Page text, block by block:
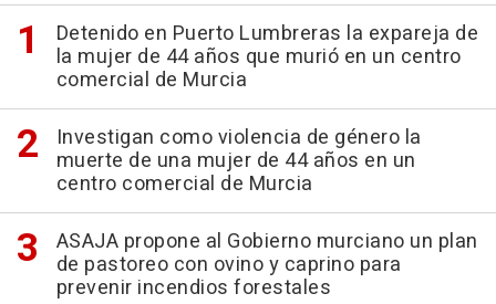
Detenido en Puerto Lumbreras la expareja de
la mujer de 44 años que murió en un centro
comercial de Murcia
Investigan como violencia de género la
muerte de una mujer de 44 años en un
centro comercial de Murcia
ASAJA propone al Gobierno murciano un plan
de pastoreo con ovino y caprino para
prevenir incendios forestales